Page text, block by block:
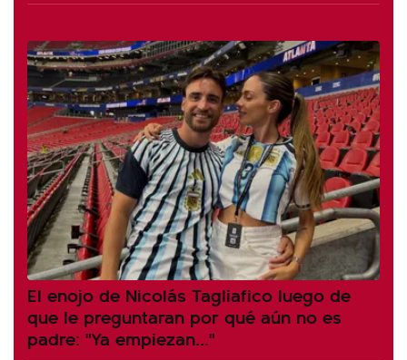
El enojo de Nicolás Tagliafico luego de
que le preguntaran por qué aún no es
padre: "Ya empiezan..."